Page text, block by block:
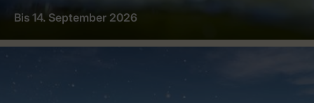
Bis 14. September 2026